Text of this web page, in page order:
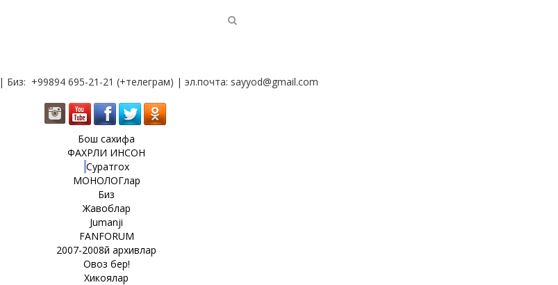
| Биз: +99894 695-21-21 (+телеграм) | эл.почта: sayyod@gmail.com
Бош сахифа
ФАХРЛИ ИНСОН
Суратгох
МОНОЛОГлар
Биз
Жавоблар
Jumanji
FANFORUM
2007-2008й архивлар
Овоз бер!
Хикоялар